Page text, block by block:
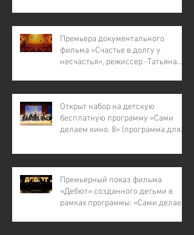
Премьера документального
фильма «Счастье в долгу у
несчастья», режиссер -Татьяна
Открыт набор на детскую
бесплатную программу «Сами
делаем кино. 8» (программа для
детей из малообеспеченных и
участников СВО).
Премьерный показ фильма
«Дебют» созданного детьми в
рамках программы: «Сами делаем